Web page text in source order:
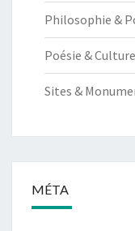
Philosophie &
Poésie & Culture
Sites &
MÉTA